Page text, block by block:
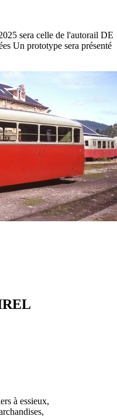
sera celle de l'autorail DE
Un prototype sera présenté
à essieux,